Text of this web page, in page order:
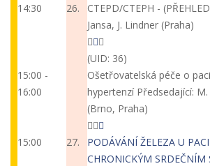
14:30
26. CTEPD/CTEPH -
Jansa, J. Lindner (Praha)
(UID: 36)
15:00 -
16:00
Ošetřovatelská péče o
hypertenzí Předsedající:
(Brno, Praha)
15:00 27.
PODÁVÁNÍ ŽELEZA U
CHRONICKÝM SRDEČNÍM